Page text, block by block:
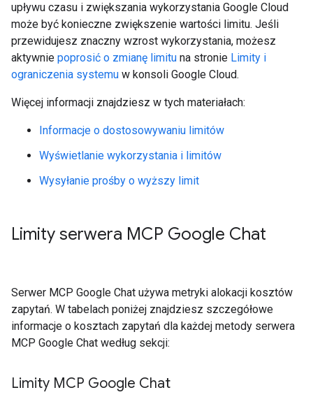
upływu czasu i zwiększania wykorzystania Google Cloud
może być konieczne zwiększenie wartości limitu. Jeśli
przewidujesz znaczny wzrost wykorzystania, możesz
aktywnie poprosić o zmianę limitu na stronie Limity i
ograniczenia systemu w konsoli Google Cloud.
Więcej informacji znajdziesz w tych materiałach:
Informacje o dostosowywaniu limitów
Wyświetlanie wykorzystania i limitów
Wysyłanie prośby o wyższy limit
Limity serwera MCP Google Chat
Serwer MCP Google Chat używa metryki alokacji kosztów
zapytań. W tabelach poniżej znajdziesz szczegółowe
informacje o kosztach zapytań dla każdej metody serwera
MCP Google Chat według sekcji:
Limity MCP Google Chat